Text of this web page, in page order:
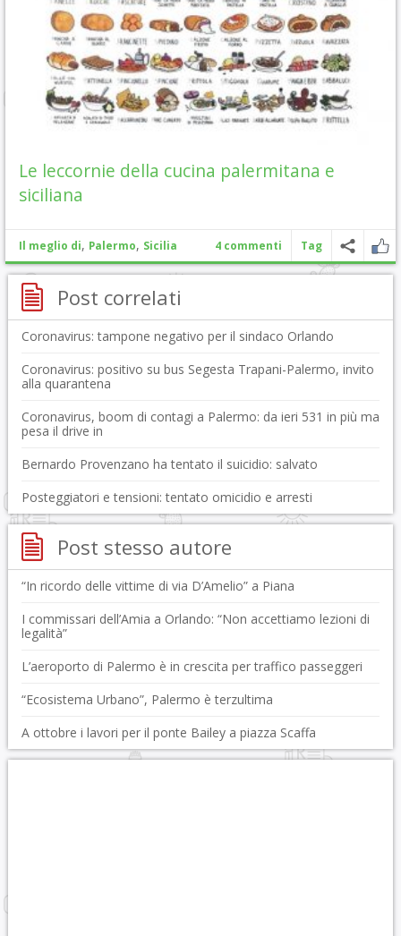
Le leccornie della cucina palermitana e
siciliana
Il meglio di, Palermo, Sicilia 4 commenti Tag
Post correlati
Coronavirus: tampone negativo per il sindaco Orlando
Coronavirus: positivo su bus Segesta Trapani-Palermo, invito
alla quarantena
Coronavirus, boom di contagi a Palermo: da ieri 531 in più ma
pesa il drive in
Bernardo Provenzano ha tentato il suicidio: salvato
Posteggiatori e tensioni: tentato omicidio e arresti
Post stesso autore
“In ricordo delle vittime di via D’Amelio” a Piana
I commissari dell’Amia a Orlando: “Non accettiamo lezioni di
legalità”
L’aeroporto di Palermo è in crescita per traffico passeggeri
“Ecosistema Urbano”, Palermo è terzultima
A ottobre i lavori per il ponte Bailey a piazza Scaffa